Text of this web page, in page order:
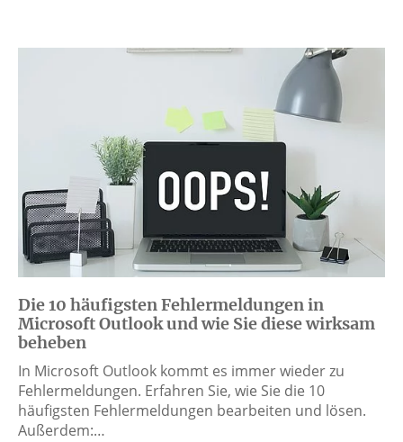
Die 10 häufigsten Fehlermeldungen in
Microsoft Outlook und wie Sie diese wirksam
beheben
In Microsoft Outlook kommt es immer wieder zu
Fehlermeldungen. Erfahren Sie, wie Sie die 10
häufigsten Fehlermeldungen bearbeiten und lösen.
Außerdem:…